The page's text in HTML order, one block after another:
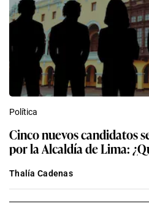
Política
Cinco nuevos candidatos
por la Alcaldía de Lima:
Thalía Cadenas